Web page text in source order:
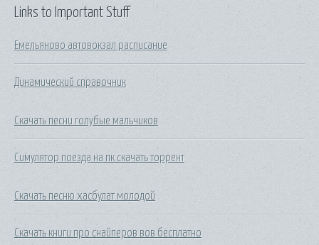
Links to Important Stuff
Емельяново автовокзал расписание
Динамический справочник
Скачать песни голубые мальчиков
Симулятор поезда на пк скачать торрент
Скачать песню хасбулат молодой
Скачать книги про снайперов вов бесплатно